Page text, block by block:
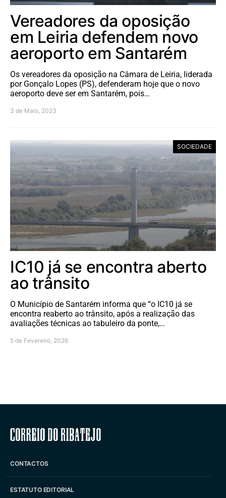
Vereadores da oposição
em Leiria defendem novo
aeroporto em Santarém
Os vereadores da oposição na Câmara de Leiria, liderada
por Gonçalo Lopes (PS), defenderam hoje que o novo
aeroporto deve ser em Santarém, pois…
3 de Maio, 2023
SOCIEDADE
IC10 já se encontra aberto
ao trânsito
O Município de Santarém informa que “o IC10 já se
encontra reaberto ao trânsito, após a realização das
avaliações técnicas ao tabuleiro da ponte,…
5 de Fevereiro, 2026
Correio do Ribatejo
CONTACTOS
ESTATUTO EDITORIAL